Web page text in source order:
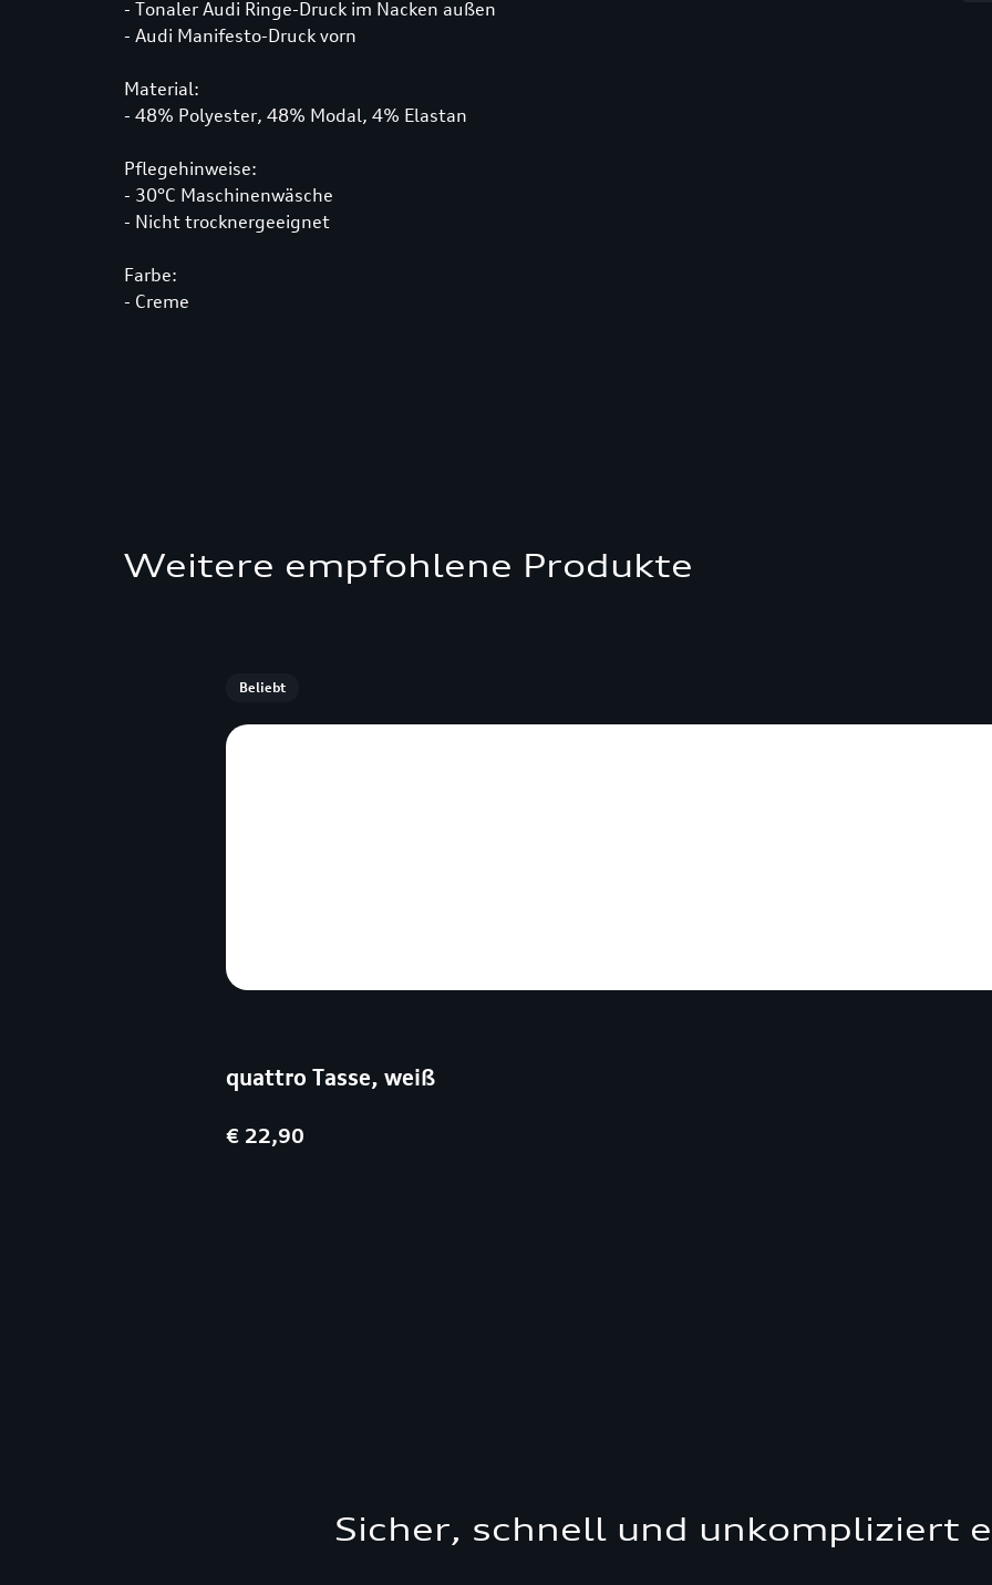
- Tonaler Audi Ringe-Druck im Nacken außen
- Audi Manifesto-Druck vorn
Material:
- 48% Polyester, 48% Modal, 4% Elastan
Pflegehinweise:
- 30°C Maschinenwäsche
- Nicht trocknergeeignet
Farbe:
- Creme
Weitere empfohlene Produkte
Beliebt
quattro Tasse, weiß
€ 22,90
Sicher, schnell und unkompliziert